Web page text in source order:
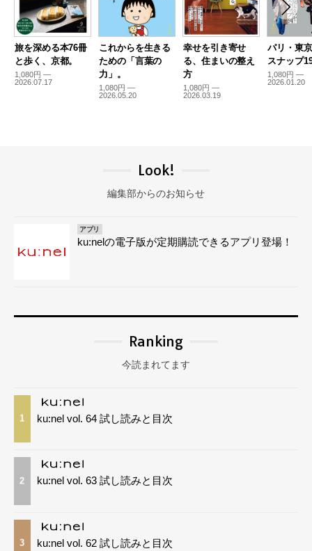
旅を深める本76冊
と歩く、京都。
1,080円 —
2026.07.17
これからを生きる
ための「言葉の
力」。
1,080円 —
2026.05.20
幸せを引き寄せ
る、住まいの整え
方
1,080円 —
2026.03.19
パリ・東
スナップ
1,080円 —
2026.01.20
Look!
編集部からのお知らせ
アプリ
ku:nelの電子版が定期購読できるアプリ登場！
Ranking
今読まれてます
1 ku:nel vol. 64 試し読みと目次
2 ku:nel vol. 63 試し読みと目次
3 ku:nel vol. 62 試し読みと目次